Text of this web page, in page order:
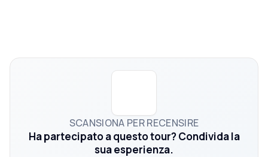
SCANSIONA PER RECENSIRE
Ha partecipato a questo tour? Condivida la
sua esperienza.